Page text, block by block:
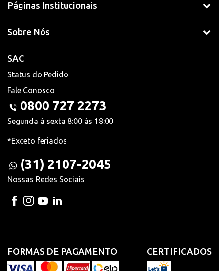
Páginas Institucionais
Sobre Nós
SAC
Status do Pedido
Fale Conosco
0800 727 2273
Segunda à sexta 8:00 às 18:00
*Exceto feriados
(31) 2107-2045
Nossas Redes Sociais
FORMAS DE PAGAMENTO CERTIFICADOS